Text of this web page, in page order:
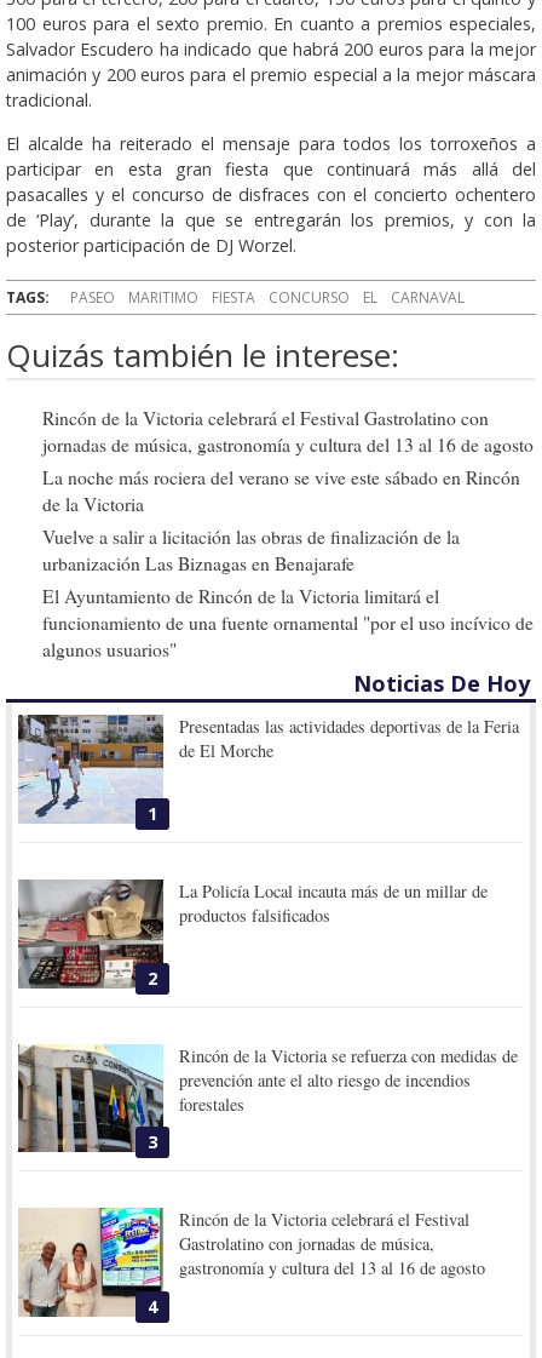
100 euros para el sexto premio. En cuanto a premios especiales,
Salvador Escudero ha indicado que habrá 200 euros para la mejor
animación y 200 euros para el premio especial a la mejor máscara
tradicional.
El alcalde ha reiterado el mensaje para todos los torroxeños a
participar en esta gran fiesta que continuará más allá del
pasacalles y el concurso de disfraces con el concierto ochentero
de ‘Play’, durante la que se entregarán los premios, y con la
posterior participación de DJ Worzel.
TAGS: PASEO MARITIMO FIESTA CONCURSO EL CARNAVAL
Quizás también le interese:
Rincón de la Victoria celebrará el Festival Gastrolatino con
jornadas de música, gastronomía y cultura del 13 al 16 de agosto
La noche más rociera del verano se vive este sábado en Rincón
de la Victoria
Vuelve a salir a licitación las obras de finalización de la
urbanización Las Biznagas en Benajarafe
El Ayuntamiento de Rincón de la Victoria limitará el
funcionamiento de una fuente ornamental "por el uso incívico de
algunos usuarios"
Noticias De Hoy
1
Presentadas las actividades deportivas de la Feria
de El Morche
2
La Policía Local incauta más de un millar de
productos falsificados
3
Rincón de la Victoria se refuerza con medidas de
prevención ante el alto riesgo de incendios
forestales
4
Rincón de la Victoria celebrará el Festival
Gastrolatino con jornadas de música,
gastronomía y cultura del 13 al 16 de agosto